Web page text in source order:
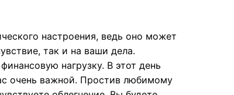
настроения, ведь оно может
так и на ваши дела.
нагрузку. В этот день
очень важной. Простив любимому